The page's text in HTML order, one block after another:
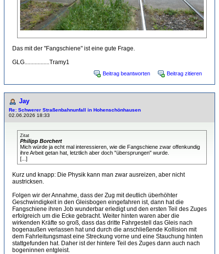
Das mit der "Fangschiene" ist eine gute Frage.
GLG.................Tramy1
Beitrag beantworten Beitrag zitieren
Jay
Re: Schwerer Straßenbahnunfall in Hohenschönhausen
02.06.2026 18:33
Zitat
Philipp Borchert
Mich würde ja echt mal interessieren, wie die Fangschiene zwar offenkundig
ihre Arbeit getan hat, letztlich aber doch "übersprungen" wurde.
[...]
Kurz und knapp: Die Physik kann man zwar ausreizen, aber nicht
austricksen.
Folgen wir der Annahme, dass der Zug mit deutlich überhöhter
Geschwindigkeit in den Gleisbogen eingefahren ist, dann hat die
Fangschiene ihren Job wunderbar erledigt und den ersten Teil des Zuges
erfolgreich um die Ecke gebracht. Weiter hinten waren aber die
wirkenden Kräfte so groß, dass das dritte Fahrgestell das Gleis nach
bogenaußen verlassen hat und durch die anschließende Kollision mit
dem Fahrleitungsmast eine Streckung vorne und eine Stauchung hinten
stattgefunden hat. Daher ist der hintere Teil des Zuges dann auch nach
bogeninnen entgleist.